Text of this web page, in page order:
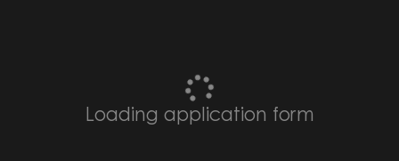
Loading application form